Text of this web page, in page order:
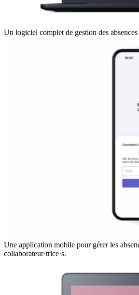
Un logiciel complet de gestion des
Une application mobile pour gérer les
collaborateur·trice·s.